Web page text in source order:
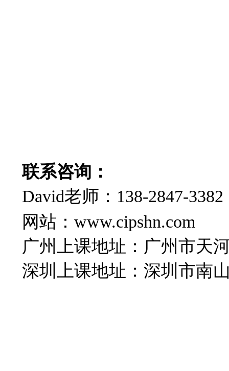
联系咨询：
David老师：138-2847-
网站：
广州上课地址：广州市天
深圳上课地址：深圳市南